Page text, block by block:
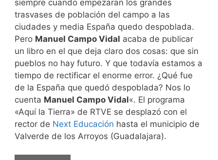
siempre cuando empezaran los grandes
trasvases de población del campo a las
ciudades y media España quedo despoblada.
Pero Manuel Campo Vidal acaba de publicar
un libro en el que deja claro dos cosas: que sin
pueblos no hay futuro. Y que todavía estamos a
tiempo de rectificar el enorme error. ¿Qué fue
de la España que quedó despoblada? Nos lo
cuenta Manuel Campo Vidal«. El programa
«Aquí la Tierra» de RTVE se desplazó con el
rector de Next Educación hasta el municipio de
Valverde de los Arroyos (Guadalajara).